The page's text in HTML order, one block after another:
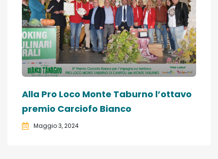
Alla Pro Loco Monte Taburno l’ottavo
premio Carciofo Bianco
Maggio 3, 2024